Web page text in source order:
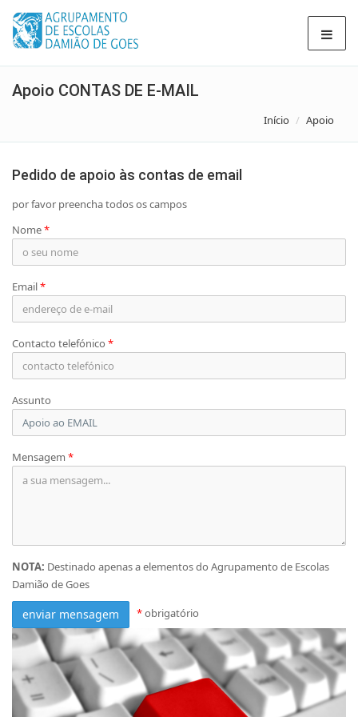
Apoio CONTAS DE E-MAIL
Início Apoio
Pedido de apoio às contas de email
por favor preencha todos os campos
Nome*
Email*
Contacto telefónico *
Assunto
Mensagem *
NOTA: Destinado apenas a elementos do Agrupamento de Escolas
Damião de Goes
enviar mensagem *obrigatório